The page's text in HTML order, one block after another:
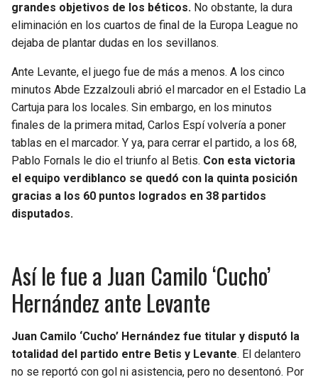
PANTHERS
BUCCANEERS
JAZZ
grandes objetivos de los béticos. No obstante, la dura
eliminación en los cuartos de final de la Europa League no
dejaba de plantar dudas en los sevillanos.
Ante Levante, el juego fue de más a menos. A los cinco
minutos Abde Ezzalzouli abrió el marcador en el Estadio La
Cartuja para los locales. Sin embargo, en los minutos
finales de la primera mitad, Carlos Espí volvería a poner
tablas en el marcador. Y ya, para cerrar el partido, a los 68,
Pablo Fornals le dio el triunfo al Betis. Con esta victoria
el equipo verdiblanco se quedó con la quinta posición
gracias a los 60 puntos logrados en 38 partidos
disputados.
Así le fue a Juan Camilo ‘Cucho’
Hernández ante Levante
Juan Camilo ‘Cucho’ Hernández fue titular y disputó la
totalidad del partido entre Betis y Levante. El delantero
no se reportó con gol ni asistencia, pero no desentonó. Por